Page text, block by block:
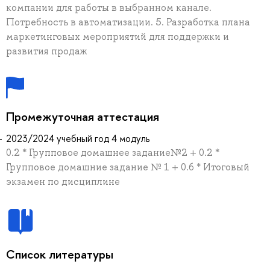
компании для работы в выбранном канале.
Потребность в автоматизации. 5. Разработка плана
маркетинговых мероприятий для поддержки и
развития продаж
Промежуточная аттестация
2023/2024 учебный год 4 модуль
0.2 * Групповое домашнее задание№2 + 0.2 *
Групповое домашние задание № 1 + 0.6 * Итоговый
экзамен по дисциплине
Список литературы